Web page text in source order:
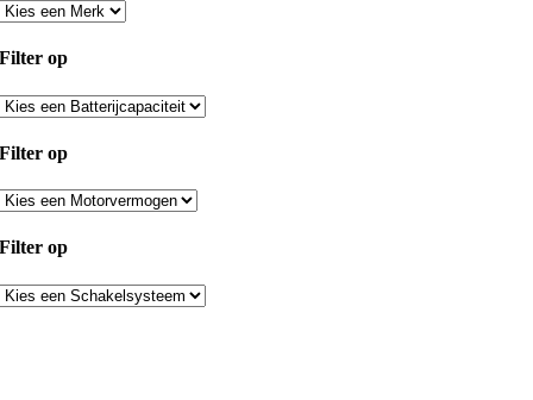
Filter op
Filter op
Filter op